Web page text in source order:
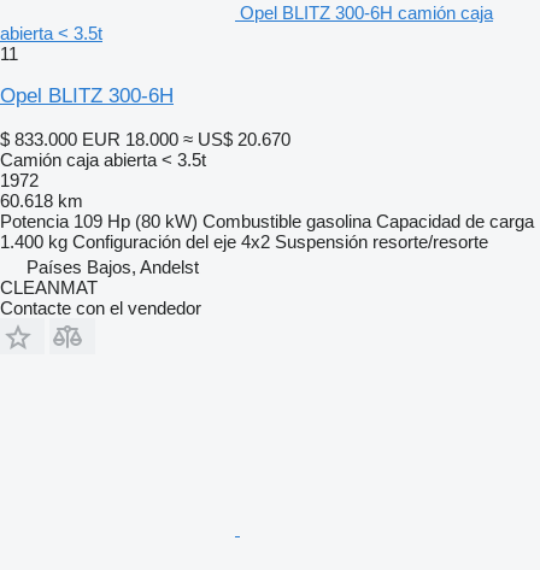
Opel BLITZ 300-6H camión caja
abierta < 3.5t
11
Opel BLITZ 300-6H
$ 833.000 EUR 18.000 ≈ US$ 20.670
Camión caja abierta < 3.5t
1972
60.618 km
Potencia 109 Hp (80 kW) Combustible gasolina Capacidad de carga
1.400 kg Configuración del eje 4x2 Suspensión resorte/resorte
Países Bajos, Andelst
CLEANMAT
Contacte con el vendedor